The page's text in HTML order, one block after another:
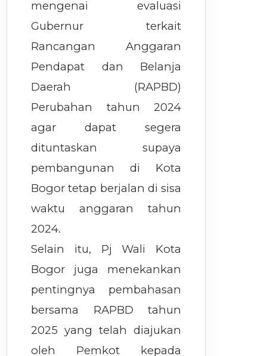
mengenai evaluasi
Gubernur terkait
Rancangan Anggaran
Pendapat dan Belanja
Daerah (RAPBD)
Perubahan tahun 2024
agar dapat segera
dituntaskan supaya
pembangunan di Kota
Bogor tetap berjalan di sisa
waktu anggaran tahun
2024.
Selain itu, Pj Wali Kota
Bogor juga menekankan
pentingnya pembahasan
bersama RAPBD tahun
2025 yang telah diajukan
oleh Pemkot kepada